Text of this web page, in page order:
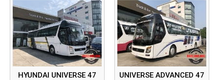
HYUNDAI UNIVERSE 47
UNIVERSE ADVANCED 47